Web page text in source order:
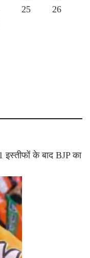
25
26
इस्तीफों के बाद BJP का